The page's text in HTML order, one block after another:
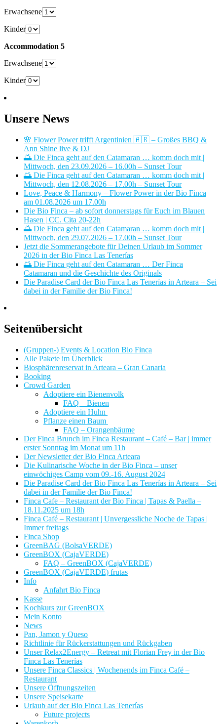
Erwachsene
Kinder
Accommodation 5
Erwachsene
Kinder
Unsere News
🌸 Flower Power trifft Argentinien 🇦🇷 – Großes BBQ &
Ann Shine live & DJ
🌅 Die Finca geht auf den Catamaran … komm doch mit |
Mittwoch, den 23.09.2026 – 16.00h – Sunset Tour
🌅 Die Finca geht auf den Catamaran … komm doch mit |
Mittwoch, den 12.08.2026 – 17.00h – Sunset Tour
Love, Peace & Harmony – Flower Power in der Bio Finca
am 01.08.2026 um 17.00h
Die Bio Finca – ab sofort donnerstags für Euch im Blauen
Hasen | CC. Cita 20-22h
🌅 Die Finca geht auf den Catamaran … komm doch mit |
Mittwoch, den 29.07.2026 – 17.00h – Sunset Tour
Jetzt die Sommerangebote für Deinen Urlaub im Sommer
2026 in der Bio Finca Las Tenerías
🌅 Die Finca geht auf den Catamaran … Der Finca
Catamaran und die Geschichte des Originals
Die Paradise Card der Bio Finca Las Tenerías in Arteara – Sei
dabei in der Familie der Bio Finca!
Seitenübersicht
(Gruppen-) Events & Location Bio Finca
Alle Pakete im Überblick
Biosphärenreservat in Arteara – Gran Canaria
Booking
Crowd Garden
Adoptiere ein Bienenvolk
FAQ – Bienen
Adoptiere ein Huhn
Pflanze einen Baum
FAQ – Orangenbäume
Der Finca Brunch im Finca Restaurant – Café – Bar | immer
erster Sonntag im Monat um 11h
Der Newsletter der Bio Finca Arteara
Die Kulinarische Woche in der Bio Finca – unser
einwöchiges Camp vom 09.-16. August 2024
Die Paradise Card der Bio Finca Las Tenerías in Arteara – Sei
dabei in der Familie der Bio Finca!
Finca Cafe – Restaurant der Bio Finca | Tapas & Paella –
18.11.2025 um 18h
Finca Café – Restaurant | Unvergessliche Noche de Tapas |
Immer freitags
Finca Shop
GreenBAG (BolsaVERDE)
GreenBOX (CajaVERDE)
FAQ – GreenBOX (CajaVERDE)
GreenBOX (CajaVERDE) frutas
Info
Anfahrt Bio Finca
Kasse
Kochkurs zur GreenBOX
Mein Konto
News
Pan, Jamon y Queso
Richtlinie für Rückerstattungen und Rückgaben
Unser Relax2Energy – Retreat mit Florian Frey in der Bio
Finca Las Tenerías
Unsere Finca Classics | Wochenends im Finca Café –
Restaurant
Unsere Öffnungszeiten
Unsere Speisekarte
Urlaub auf der Bio Finca Las Tenerías
Future projects